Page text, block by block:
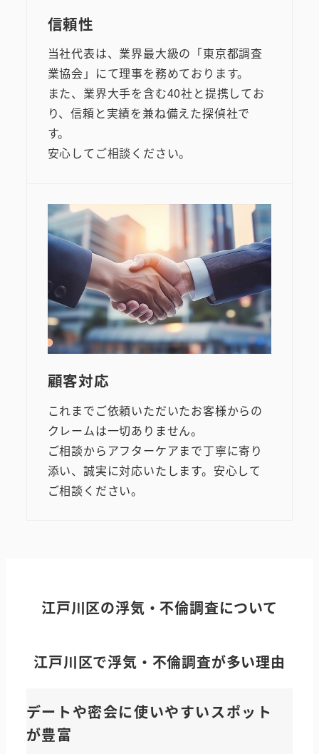
信頼性
当社代表は、業界最大級の「東京都調査
業協会」にて理事を務めております。
また、業界大手を含む40社と提携してお
り、信頼と実績を兼ね備えた探偵社で
す。
安心してご相談ください。
顧客対応
これまでご依頼いただいたお客様からの
クレームは一切ありません。
ご相談からアフターケアまで丁寧に寄り
添い、誠実に対応いたします。安心して
ご相談ください。
江戸川区の浮気・不倫調査について
江戸川区で浮気・不倫調査が多い理由
デートや密会に使いやすいスポット
が豊富